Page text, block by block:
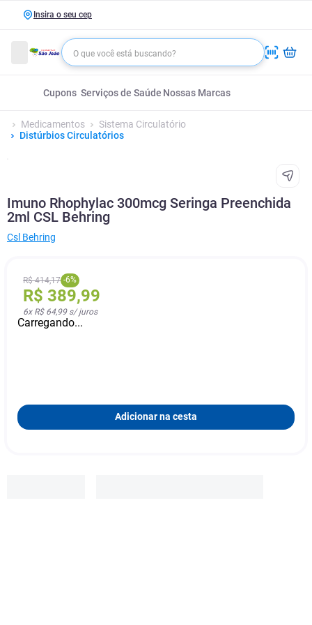
Insira o seu cep
Cupons Serviços de Saúde Nossas Marcas
Medicamentos
Sistema Circulatório
Distúrbios Circulatórios
Imuno Rhophylac 300mcg Seringa Preenchida
2ml CSL Behring
Csl Behring
R$ 414,17 -6%
R$ 389,99
6x R$ 64,99s/ juros
Carregando...
Adicionar na cesta